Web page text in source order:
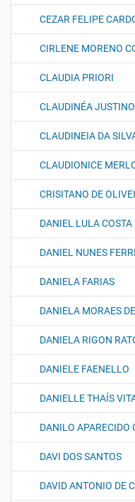
CEZAR FELIPE
CIRLENE MORENO
CLAUDIA PRIORI
CLAUDINÉA
CLAUDINEIA DA
CLAUDIONICE
CRISITANO DE
DANIEL LULA COSTA
DANIEL NUNES
DANIELA FARIAS
DANIELA MORAES
DANIELA RIGON
DANIELE FAENELLO
DANIELLE THAÍS
DANILO APARECIDO
DAVI DOS SANTOS
DAVID ANTONIO DE